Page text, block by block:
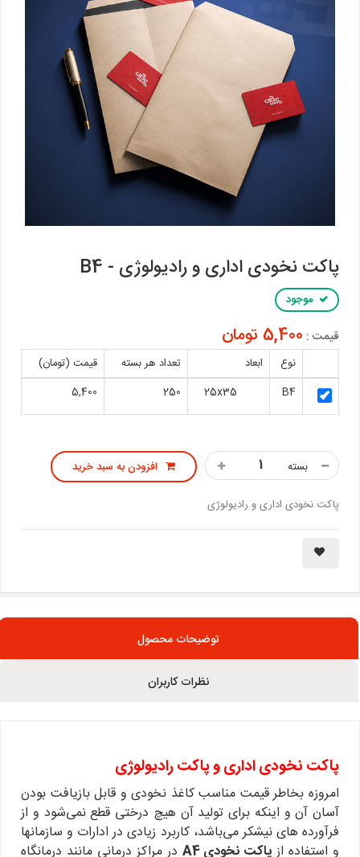
پاکت نخودی اداری و رادیولوژی - B4
موجود
قیمت : 5,400 تومان
نوع ابعاد تعداد هر بسته
قیمت (تومان)
B4
25x35
250
5,400
بسته افزودن به سبد خرید
پاکت نخودی اداری و رادیولوژی
توضیحات محصول
نظرات کاربران
پاکت نخودی اداری و پاکت رادیولوژی
امروزه بخاطر قیمت مناسب کاغذ نخودی و قابل بازیافت بودن
آسان آن و اینکه برای تولید آن هیچ درختی قطع نمی‌شود و از
فرآورده های نیشکر می‌باشد، کاربرد زیادی در ادارات و سازمانها
و استفاده ازپاکت نخودی A4
در مراکز درمانی مانند درمانگاه